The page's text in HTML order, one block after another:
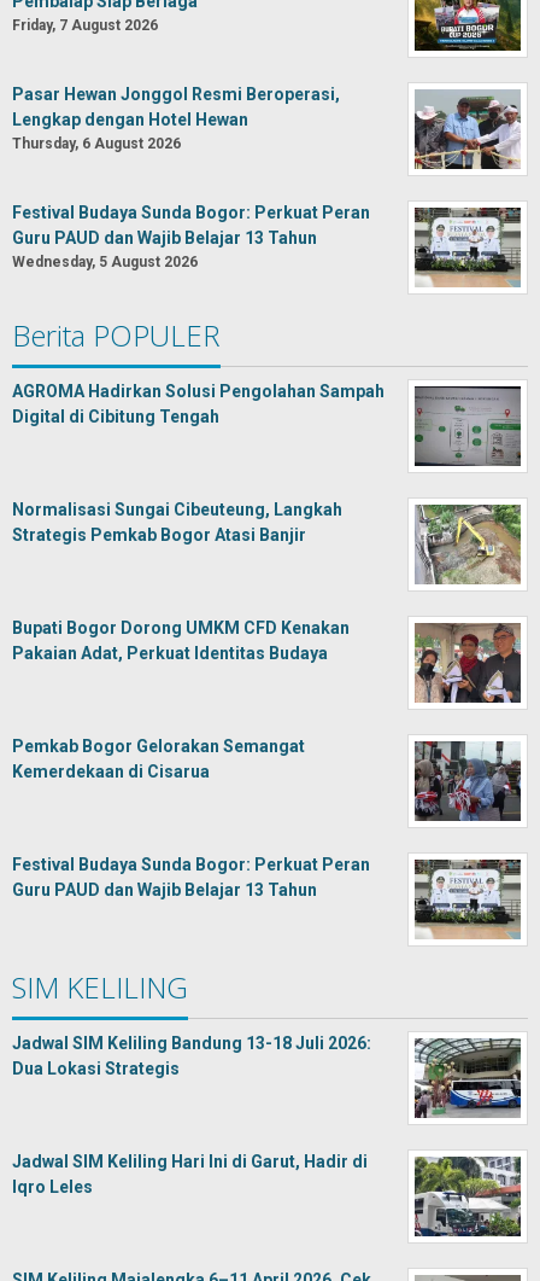
Friday, 7 August 2026
Pasar Hewan Jonggol Resmi Beroperasi,
Lengkap dengan Hotel Hewan
Thursday, 6 August 2026
Festival Budaya Sunda Bogor: Perkuat Peran
Guru PAUD dan Wajib Belajar 13 Tahun
Wednesday, 5 August 2026
Berita POPULER
AGROMA Hadirkan Solusi Pengolahan Sampah
Digital di Cibitung Tengah
Normalisasi Sungai Cibeuteung, Langkah
Strategis Pemkab Bogor Atasi Banjir
Bupati Bogor Dorong UMKM CFD Kenakan
Pakaian Adat, Perkuat Identitas Budaya
Pemkab Bogor Gelorakan Semangat
Kemerdekaan di Cisarua
Festival Budaya Sunda Bogor: Perkuat Peran
Guru PAUD dan Wajib Belajar 13 Tahun
SIM KELILING
Jadwal SIM Keliling Bandung 13-18 Juli 2026:
Dua Lokasi Strategis
Jadwal SIM Keliling Hari Ini di Garut, Hadir di
Iqro Leles